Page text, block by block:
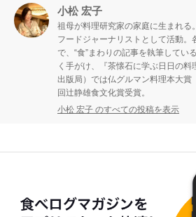
小松 宏子
祖母が料理研究家の家庭に生まれる
フードジャーナリストとして活動。
で、“食”まわりの記事を執筆してい
く手がけ、『茶懐石に学ぶ日日の
出版局）では仏グルマン料理本大賞
回辻静雄食文化賞受賞。
小松 宏子 のすべての投稿を表示